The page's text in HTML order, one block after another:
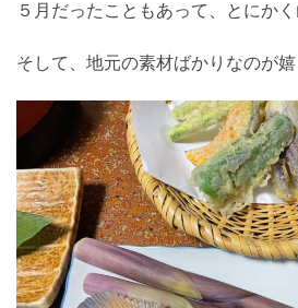
５月だったこともあって、とにか
そして、地元の素材ばかりなのが嬉